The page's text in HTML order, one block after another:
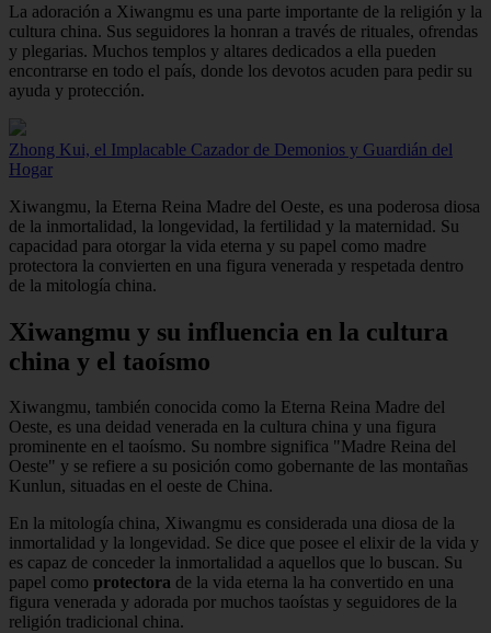
La adoración a Xiwangmu es una parte importante de la religión y la
cultura china. Sus seguidores la honran a través de rituales, ofrendas
y plegarias. Muchos templos y altares dedicados a ella pueden
encontrarse en todo el país, donde los devotos acuden para pedir su
ayuda y protección.
Zhong Kui, el Implacable Cazador de Demonios y Guardián del
Hogar
Xiwangmu, la Eterna Reina Madre del Oeste, es una poderosa diosa
de la inmortalidad, la longevidad, la fertilidad y la maternidad. Su
capacidad para otorgar la vida eterna y su papel como madre
protectora la convierten en una figura venerada y respetada dentro
de la mitología china.
Xiwangmu y su influencia en la cultura
china y el taoísmo
Xiwangmu, también conocida como la Eterna Reina Madre del
Oeste, es una deidad venerada en la cultura china y una figura
prominente en el taoísmo. Su nombre significa "Madre Reina del
Oeste" y se refiere a su posición como gobernante de las montañas
Kunlun, situadas en el oeste de China.
En la mitología china, Xiwangmu es considerada una diosa de la
inmortalidad y la longevidad. Se dice que posee el elixir de la vida y
es capaz de conceder la inmortalidad a aquellos que lo buscan. Su
papel como protectora de la vida eterna la ha convertido en una
figura venerada y adorada por muchos taoístas y seguidores de la
religión tradicional china.